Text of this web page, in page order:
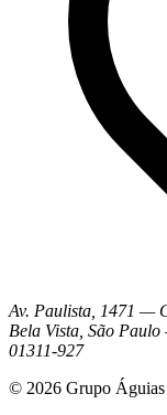
Av. Paulista, 1471 —
Bela Vista, São
01311-927
© 2026 Grupo Águias